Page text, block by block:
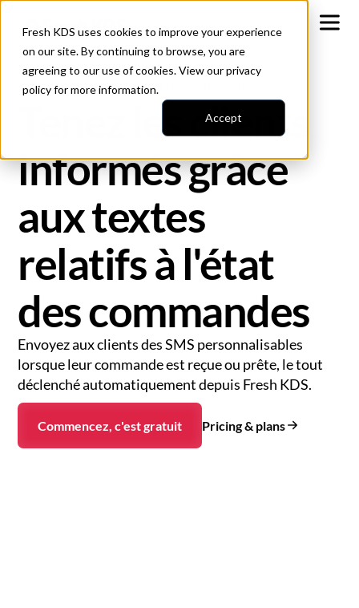
Fresh KDS uses cookies to improve your experience
on our site. By continuing to browse, you are
agreeing to our use of cookies. View ourprivacy
policyfor more information.
Accept
DISPONIBLE SUR LES FORFAITS PREMIUM ET ILLIMITÉS
Tenez les clients
informés grâce
aux textes
relatifs à l'état
des commandes
Envoyez aux clients des SMS personnalisables
lorsque leur commande est reçue ou prête, le tout
déclenché automatiquement depuis Fresh KDS.
Commencez, c'est gratuit Pricing & plans